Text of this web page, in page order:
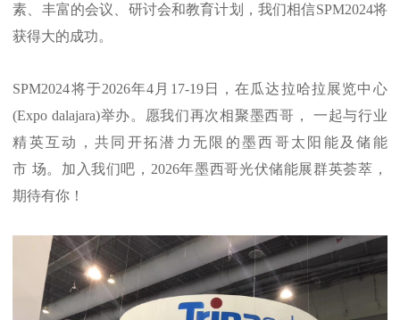
素、丰富的会议、研讨会和教育计划，我们相信SPM2024将
获得大的成功。
SPM2024将于2026年4月17-19日，在瓜达拉哈拉展览中心
(Expo dalajara)举办。愿我们再次相聚墨西哥， 一起与行业
精英互动，共同开拓潜力无限的墨西哥太阳能及储能
市 场。加入我们吧，2026年墨西哥光伏储能展群英荟萃，
期待有你！